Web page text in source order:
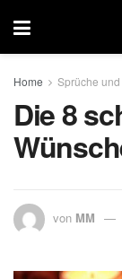
Home Sprüche
Die 8
von MM